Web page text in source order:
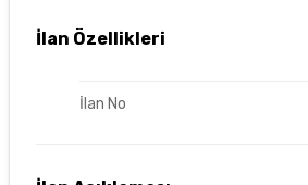
İlan Özellikleri
İlan No